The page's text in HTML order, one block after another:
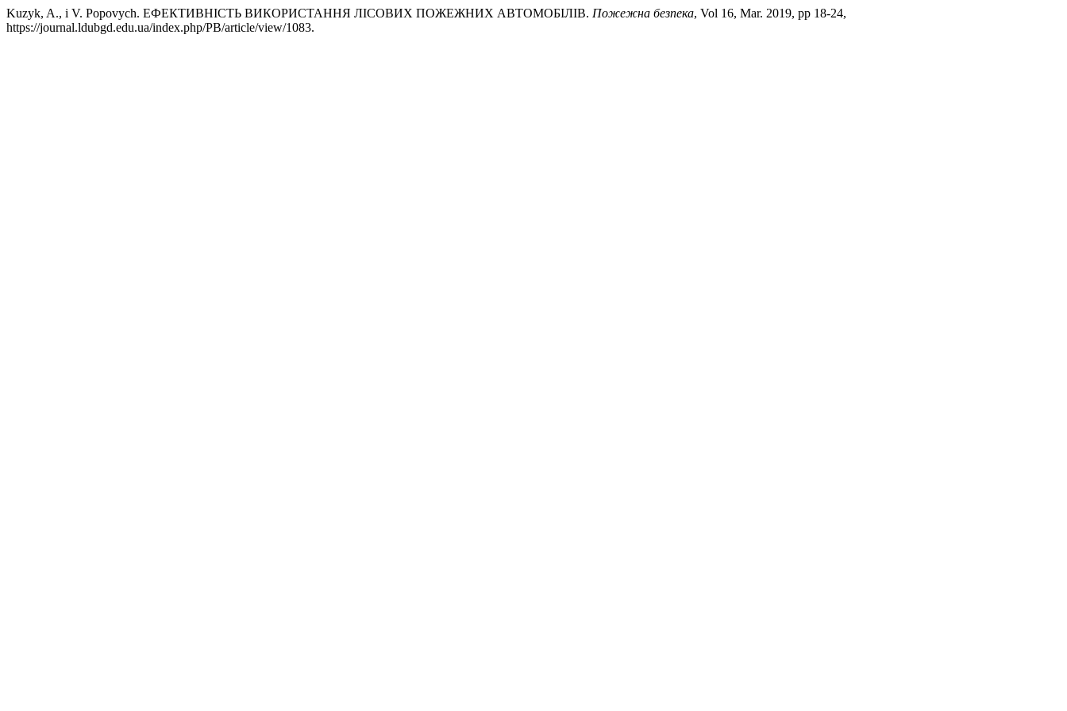
Kuzyk, A., і V. Popovych. ЕФЕКТИВНІСТЬ ВИКОРИСТАННЯ ЛІСОВИХ ПОЖЕЖНИХ АВТОМОБІЛІВ. Пожежна безпека, Vol 16, Mar. 2019, pp 18-24,
https://journal.ldubgd.edu.ua/index.php/PB/article/view/1083.